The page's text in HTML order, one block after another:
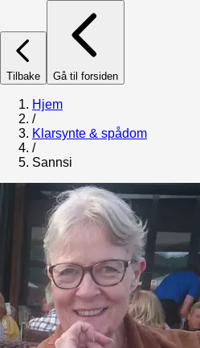
Tilbake Gå til forsiden
Hjem
/
Klarsynte & spådom
/
Sannsi